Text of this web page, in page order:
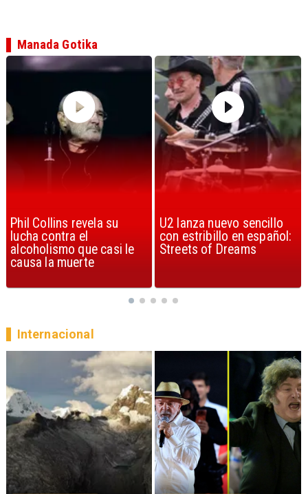
U2 lanza nuevo sencillo
con estribillo en español:
Streets of Dreams
“Africa” de Toto es
considerada la mejor
canción, según la ciencia
Manada Gotika
Internacional